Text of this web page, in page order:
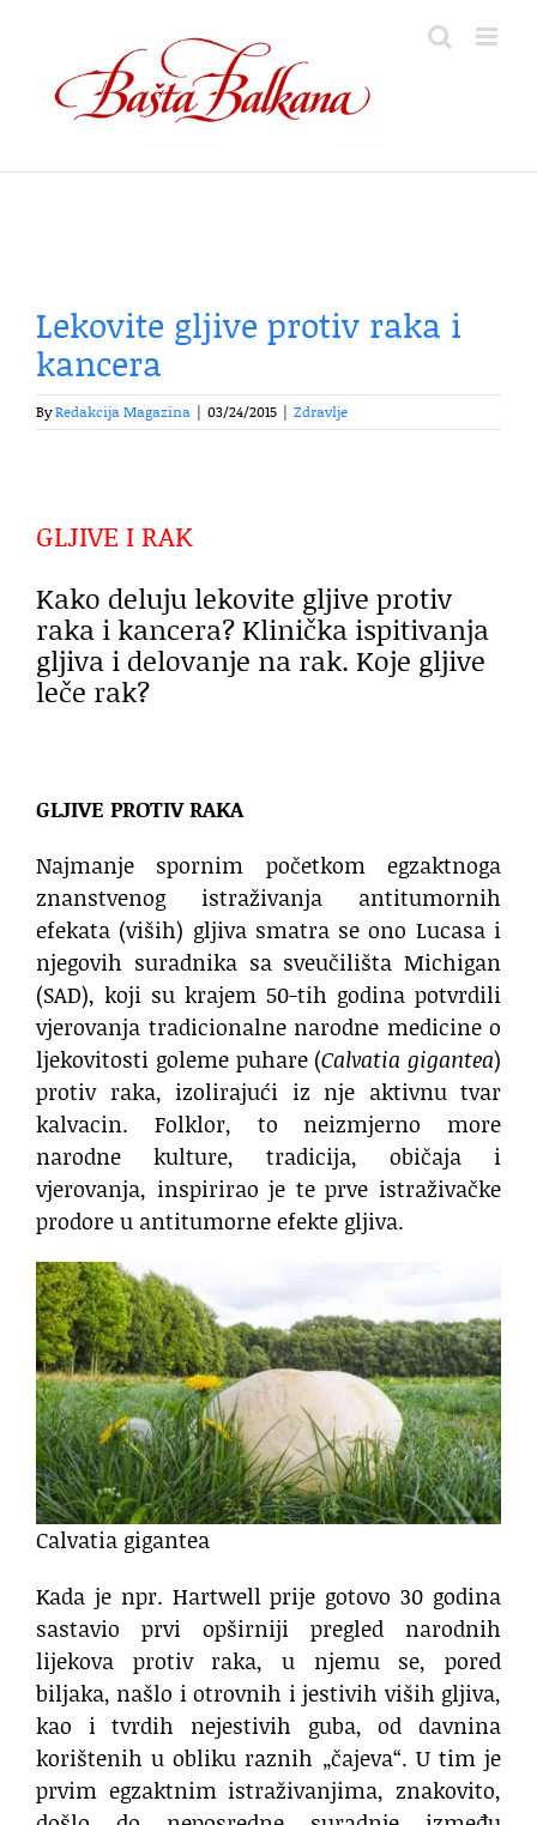
content
Lekovite gljive protiv raka i
kancera
ByRedakcija Magazina 03/24/2015 Zdravlje
GLJIVE I RAK
Kako deluju lekovite gljive protiv
raka i kancera? Klinička ispitivanja
gljiva i delovanje na rak. Koje gljive
leče rak?
GLJIVE PROTIV RAKA
Najmanje spornim početkom egzaktnoga
znanstvenog istraživanja antitumornih
efekata (viših) gljiva smatra se ono Lucasa i
njegovih suradnika sa sveučilišta Michigan
(SAD), koji su krajem 50-tih godina potvrdili
vjerovanja tradicionalne narodne medicine o
ljekovitosti goleme puhare (Calvatia gigantea)
protiv raka, izolirajući iz nje aktivnu tvar
kalvacin. Folklor, to neizmjerno more
narodne kulture, tradicija, običaja i
vjerovanja, inspirirao je te prve istraživačke
prodore u antitumorne efekte gljiva.
Calvatia gigantea
Kada je npr. Hartwell prije gotovo 30 godina
sastavio prvi opširniji pregled narodnih
lijekova protiv raka, u njemu se, pored
biljaka, našlo i otrovnih i jestivih viših gljiva,
kao i tvrdih nejestivih guba, od davnina
korištenih u obliku raznih „čajeva“. U tim je
prvim egzaktnim istraživanjima, znakovito,